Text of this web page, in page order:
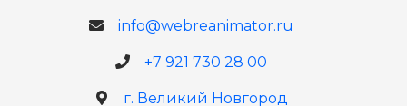
info@webreanimator.ru
+7 921 730 28 00
г. Великий Новгород